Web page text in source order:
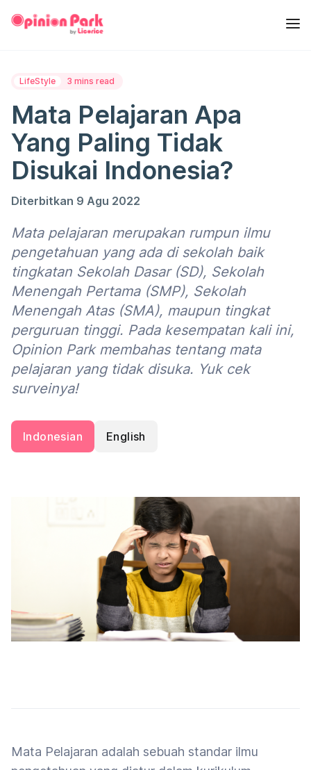
LifeStyle 3 mins read
Mata Pelajaran Apa
Yang Paling Tidak
Disukai Indonesia?
Diterbitkan 9 Agu 2022
Mata pelajaran merupakan rumpun ilmu
pengetahuan yang ada di sekolah baik
tingkatan Sekolah Dasar (SD), Sekolah
Menengah Pertama (SMP), Sekolah
Menengah Atas (SMA), maupun tingkat
perguruan tinggi. Pada kesempatan kali ini,
Opinion Park membahas tentang mata
pelajaran yang tidak disuka. Yuk cek
surveinya!
Indonesian English
Mata Pelajaran adalah sebuah standar ilmu